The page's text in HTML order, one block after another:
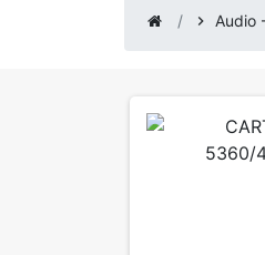
chevron_right Audio